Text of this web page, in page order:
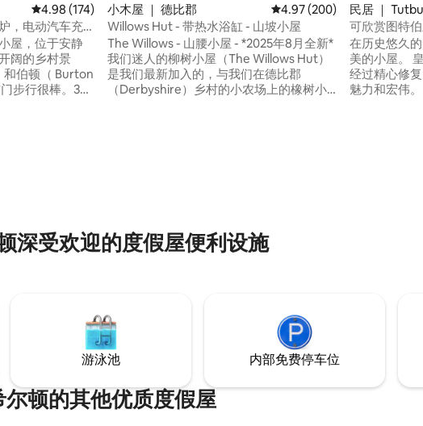
评价
平均评分 4.98 分（满分 5 分），共 174 条评价
4.98 (174)
，电动汽车充
屋，位于安静
阔的乡村景
小木屋 ｜ 德比郡 平均评分 4.97 分（满分 5
4.97 (200)
Willows Hut - 带热水浴缸 - 山坡小屋
The Willows - 山腰小屋 - *2025年8月全新*
我们迷人的柳树小屋（The Willows Hut）
是我们最新加入的，与我们在德比郡
（Derbyshire）乡村的小农场上的橡树小
民居 ｜
可欣赏图特
在历史悠久
美的小屋。 皇冠小屋（Crown Cottage）
经过精心修
魅力和宏伟
深受欢迎的度假屋便利设施
游泳池 内部免费停车位
尔顿的其他优质度假屋